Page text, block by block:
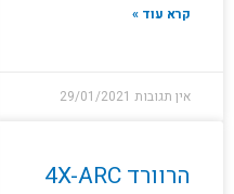
קרא עוד »
אין תגובות 29/01/2021
הרוורד 4X-ARC